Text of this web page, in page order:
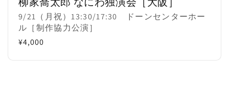
販
売
元:
9/21（月祝）13:30/17:30 ドーンセンターホー
ル［制作協力公演］
通
¥4,000